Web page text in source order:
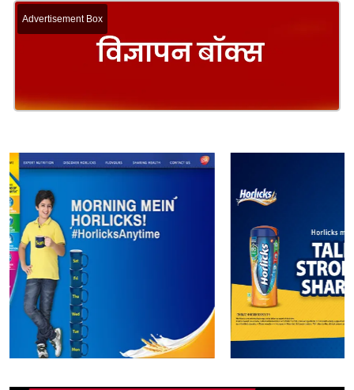
Advertisement Box